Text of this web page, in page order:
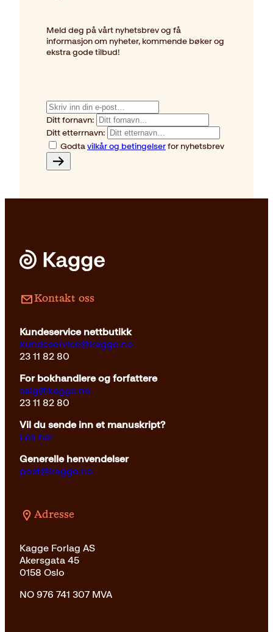
Meld deg på vårt nyhetsbrev og få
informasjon om nyheter, kommende bøker og
ekstra gode tilbud!
Ditt fornavn:
Ditt etterrnavn:
Godtavilkår og betingelserfor nyhetsbrev
Subscribe
Kontakt oss
Kundeservice nettbutikk
kundeservice@kagge.no
23 11 82 80
For bokhandlere og forfattere
salg@kagge.no
23 11 82 80
Vil du sende inn et manuskript?
Les her
Generelle henvendelser
post@kagge.no
Adresse
Kagge Forlag AS
Akersgata 45
0158 Oslo
NO 976 741 307 MVA